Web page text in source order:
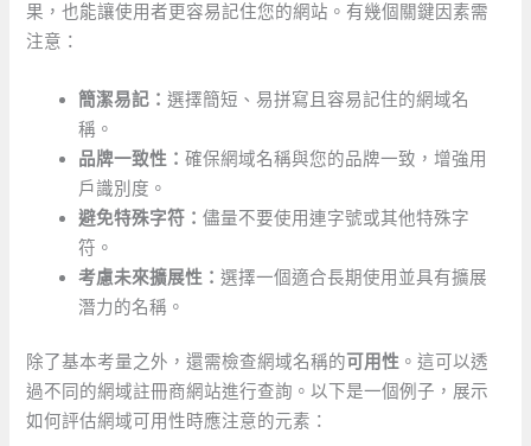
果，也能讓使用者更容易記住您的網站。有幾個關鍵因素需
注意：
簡潔易記：選擇簡短、易拼寫且容易記住的網域名
稱。
品牌一致性：確保網域名稱與您的品牌一致，增強用
戶識別度。
避免特殊字符：儘量不要使用連字號或其他特殊字
符。
考慮未來擴展性：選擇一個適合長期使用並具有擴展
潛力的名稱。
除了基本考量之外，還需檢查網域名稱的可用性 。這可以透
過不同的網域註冊商網站進行查詢。以下是一個例子，展示
如何評估網域可用性時應注意的元素：